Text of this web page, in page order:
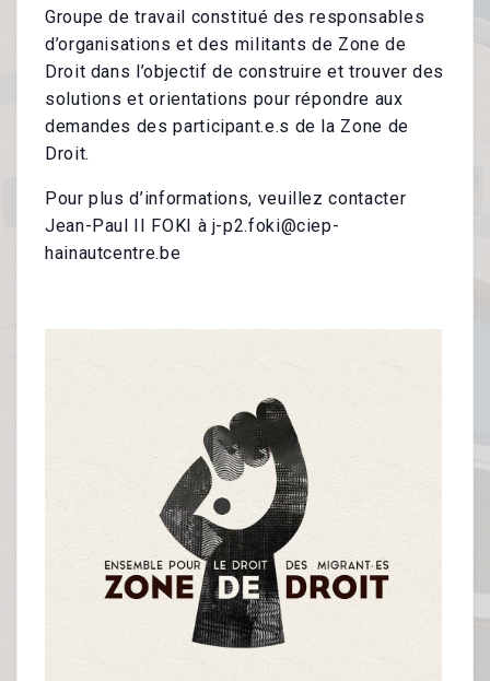
Orientation Vers L’emploi
Français Langue Étrangère & Alphabétisation
Citoyenneté
Santé²
Jardin Bio
Publications
Groupe de travail constitué des responsables
d’organisations et des militants de Zone de
Droit dans l’objectif de construire et trouver des
solutions et orientations pour répondre aux
demandes des participant.e.s de la Zone de
Droit.
Pour plus d’informations, veuillez contacter
Jean-Paul II FOKI à j-p2.foki@ciep-
hainautcentre.be